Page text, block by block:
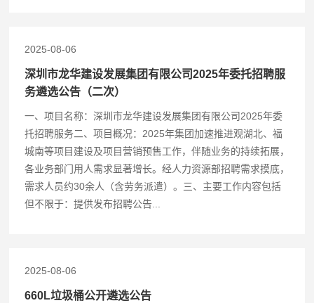
2025-08-06
深圳市龙华建设发展集团有限公司2025年委托招聘服
务遴选公告（二次）
一、项目名称：深圳市龙华建设发展集团有限公司2025年委
托招聘服务二、项目概况：2025年集团加速推进观湖北、福
城南等项目建设及项目营销预售工作，伴随业务的持续拓展，
各业务部门用人需求显著增长。经人力资源部招聘需求摸底，
需求人员约30余人（含劳务派遣）。三、主要工作内容包括
但不限于：提供发布招聘公告...
2025-08-06
660L垃圾桶公开遴选公告